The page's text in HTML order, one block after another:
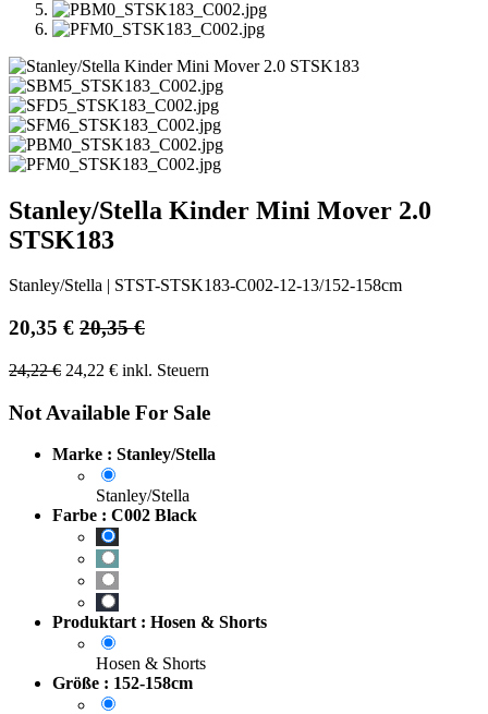
Stanley/Stella Kinder Mini Mover 2.0
STSK183
Stanley/Stella STST-STSK183-C002-12-13/152-158cm
20,35 € 20,35€
24,22€ 24,22 € inkl. Steuern
Not Available For Sale
Marke : Stanley/Stella
Stanley/Stella
Farbe : C002 Black
Produktart : Hosen & Shorts
Hosen & Shorts
Größe : 152-158cm